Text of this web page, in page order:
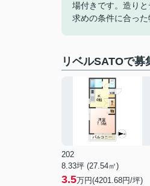
場付きです。造り
求めの条件に合っ
リベルSATOで募
202
8.33坪 (27.54㎡)
3.5万円(4201.68円/坪)